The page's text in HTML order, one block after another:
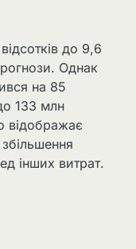
до 9,6
Однак
на 85
133 млн
відображає
інших витрат.